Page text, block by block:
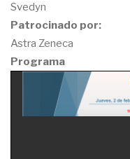
Svedyn
Patrocinado por:
Astra Zeneca
Programa